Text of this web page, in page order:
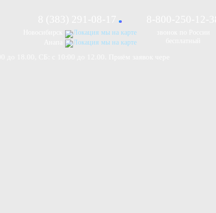
мы на карте
мы на карте
СБ: c 10:00 до 12.00. Приём заявок через интернет-магазин